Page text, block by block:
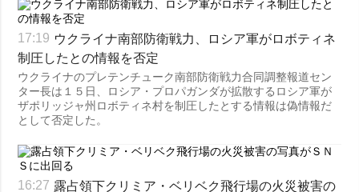
17:19 ウクライナ南部防衛戦力、ロシア軍がロボティネ
制圧したとの情報を否定
ウクライナのプレテンチューク南部防衛戦力合同調整報道セン
ター長は１５日、ロシア・プロパガンダが拡散するロシア軍が
ザポリッジャ州ロボティネ村を制圧したとする情報は偽情報だ
として否定した。
16:27 露占領下クリミア・ベリベク飛行場の火災被害の